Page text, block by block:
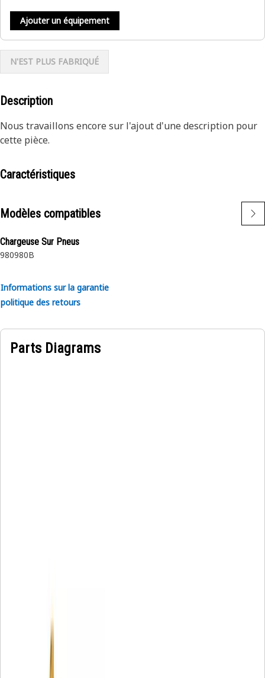
Ajouter un équipement
N'EST PLUS FABRIQUÉ
Description
Nous travaillons encore sur l'ajout d'une description pour
cette pièce.
Caractéristiques
Modèles compatibles
Chargeuse Sur Pneus
980980B
Informations sur la garantie
politique des retours
Parts Diagrams